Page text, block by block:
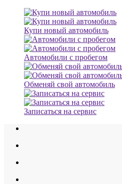
Купи новый автомобиль
Автомобили с пробегом
Обменяй свой автомобиль
Записаться на сервис